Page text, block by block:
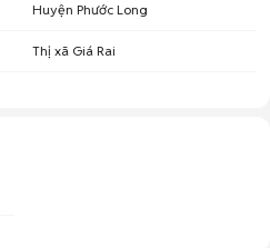
Huyện Phước Long
Thị xã Giá Rai